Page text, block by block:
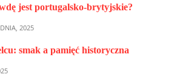
jest portugalsko-brytyjskie?
2025
smak a pamięć historyczna